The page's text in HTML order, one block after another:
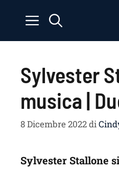
contenuto
Sylvester
musica |
8 Dicembre 2022di
Sylvester Stallone